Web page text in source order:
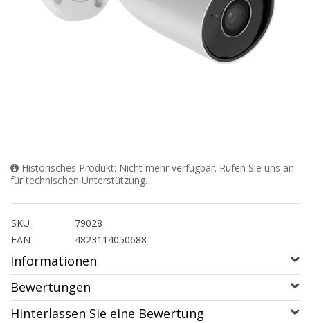
Historisches Produkt: Nicht mehr verfügbar. Rufen Sie uns an
für technischen Unterstützung.
SKU
79028
EAN
4823114050688
Informationen
Bewertungen
Hinterlassen Sie eine Bewertung